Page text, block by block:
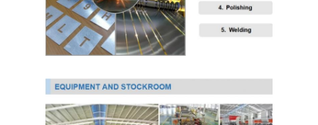
أنبوب الفولاذ المقاوم للصدأ الزخرفية
شريط الفولاذ المقاوم للصدأ